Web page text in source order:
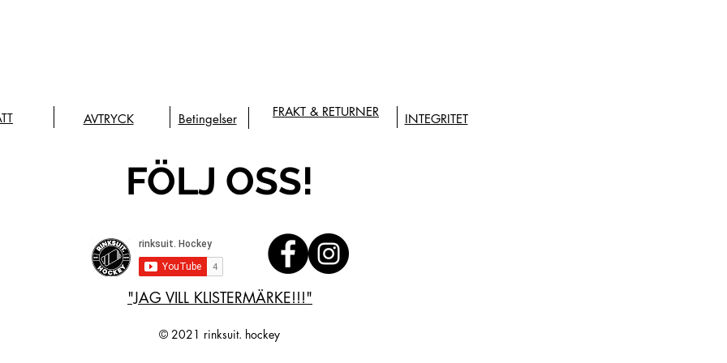
AVTRYCK Betingelser FRAKT & RETURNER INTEGRITET
FÖLJ OSS!
"JAG VILL KLISTERMÄRKE!!!"
© 2021 rinksuit. hockey